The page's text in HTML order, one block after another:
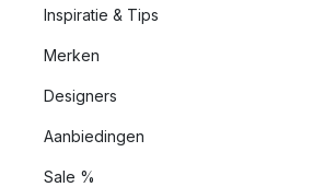
Inspiratie & Tips
Merken
Designers
Aanbiedingen
Sale %